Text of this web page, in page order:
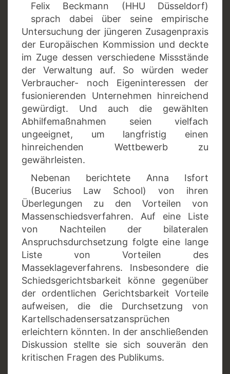
Felix Beckmann (HHU Düsseldorf)
sprach dabei über seine empirische
Untersuchung der jüngeren Zusagenpraxis
der Europäischen Kommission und deckte
im Zuge dessen verschiedene Missstände
der Verwaltung auf. So würden weder
Verbraucher- noch Eigeninteressen der
fusionierenden Unternehmen hinreichend
gewürdigt. Und auch die gewählten
Abhilfemaßnahmen seien vielfach
ungeeignet, um langfristig einen
hinreichenden Wettbewerb zu
gewährleisten.
Nebenan berichtete Anna Isfort
(Bucerius Law School) von ihren
Überlegungen zu den Vorteilen von
Massenschiedsverfahren. Auf eine Liste
von Nachteilen der bilateralen
Anspruchsdurchsetzung folgte eine lange
Liste von Vorteilen des
Masseklageverfahrens. Insbesondere die
Schiedsgerichtsbarkeit könne gegenüber
der ordentlichen Gerichtsbarkeit Vorteile
aufweisen, die die Durchsetzung von
Kartellschadensersatzansprüchen
erleichtern könnten. In der anschließenden
Diskussion stellte sie sich souverän den
kritischen Fragen des Publikums.